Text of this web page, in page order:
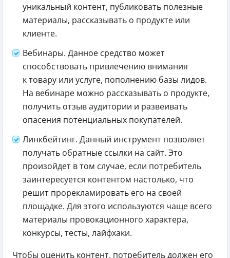
уникальный контент, публиковать полезные
материалы, рассказывать о продукте или
клиенте.
Вебинары. Данное средство может
способствовать привлечению внимания
к товару или услуге, пополнению базы лидов.
На вебинаре можно рассказывать о продукте,
получить отзыв аудитории и развеивать
опасения потенциальных покупателей.
Линкбейтинг. Данный инструмент позволяет
получать обратные ссылки на сайт. Это
произойдет в том случае, если потребитель
заинтересуется контентом настолько, что
решит прорекламировать его на своей
площадке. Для этого используются чаще всего
материалы провокационного характера,
конкурсы, тесты, лайфхаки.
Чтобы оценить контент, потребитель должен его